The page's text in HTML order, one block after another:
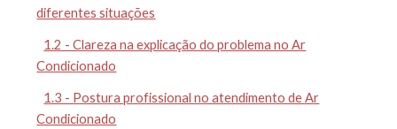
diferentes situações
1.2 - Clareza na explicação do problema no Ar
Condicionado
1.3 - Postura profissional no atendimento de Ar
Condicionado